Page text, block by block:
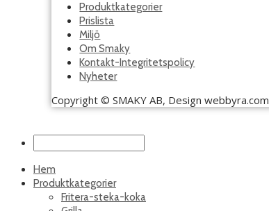
Produktkategorier
Prislista
Miljö
Om Smaky
Kontakt-Integritetspolicy
Nyheter
Copyright © SMAKY AB, Design webbyra.com
Hem
Produktkategorier
Fritera-steka-koka